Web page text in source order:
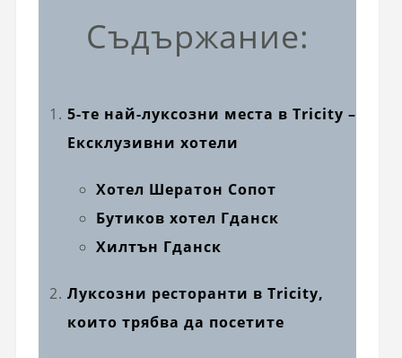
Съдържание:
5-те най-луксозни места в Tricity –
Ексклузивни хотели
Хотел Шератон Сопот
Бутиков хотел Гданск
Хилтън Гданск
Луксозни ресторанти в Tricity,
които трябва да посетите